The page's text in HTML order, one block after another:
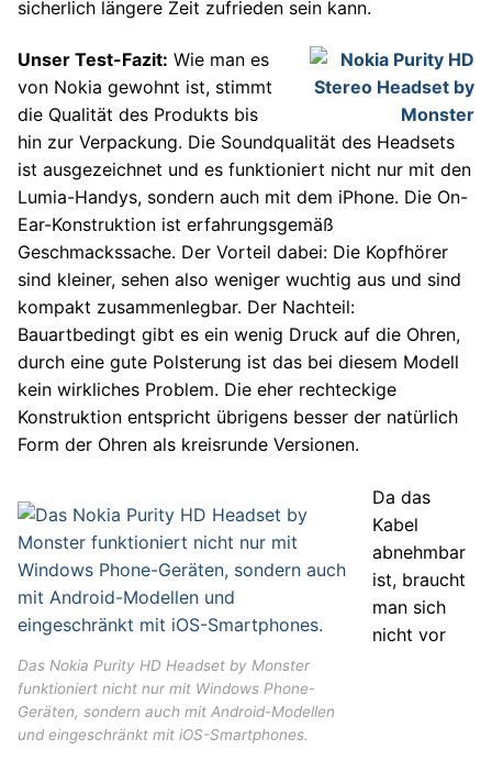
sicherlich längere Zeit zufrieden sein kann.
Unser Test-Fazit: Wie man es
von Nokia gewohnt ist, stimmt
die Qualität des Produkts bis
hin zur Verpackung. Die Soundqualität des Headsets
ist ausgezeichnet und es funktioniert nicht nur mit den
Lumia-Handys, sondern auch mit dem iPhone. Die On-
Ear-Konstruktion ist erfahrungsgemäß
Geschmackssache. Der Vorteil dabei: Die Kopfhörer
sind kleiner, sehen also weniger wuchtig aus und sind
kompakt zusammenlegbar. Der Nachteil:
Bauartbedingt gibt es ein wenig Druck auf die Ohren,
durch eine gute Polsterung ist das bei diesem Modell
kein wirkliches Problem. Die eher rechteckige
Konstruktion entspricht übrigens besser der natürlich
Form der Ohren als kreisrunde Versionen.
Das Nokia Purity HD Headset by Monster
funktioniert nicht nur mit Windows Phone-
Geräten, sondern auch mit Android-Modellen
und eingeschränkt mit iOS-Smartphones.
Da das
Kabel
abnehmbar
ist, braucht
man sich
nicht vor